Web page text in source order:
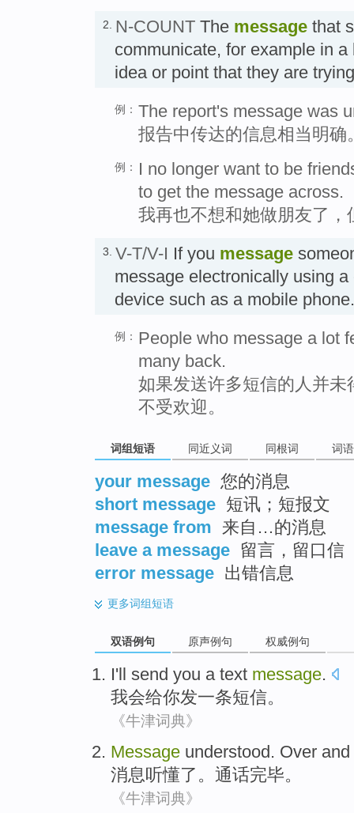
2. N-COUNT The message that
communicate, for example in a
idea or point that they are
例： The report's message was
报告中传达的信息相当明确
例：
I no longer want to be
to get the message across.
我再也不想和她做朋友了
3. V-T/V-I If you message
message electronically using
device such as a mobile
例： People who message a lot
many back.
如果发送许多短信的人并
不受欢迎。
词组短语 同近义词 同根词 词
your message 您的消息
short message 短讯；短报文
message from 来自…的消息
leave a message 留言，留口信
error message 出错信息
更多词组短语
双语例句 原声例句 权威例句
I'll send you a text message.
我会给你发一条短信。
《牛津词典》
Message understood. Over
消息听懂了。通话完毕。
《牛津词典》